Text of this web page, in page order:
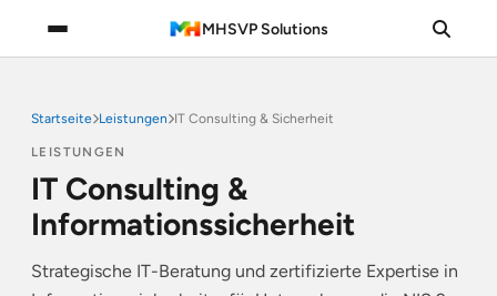
MHSVP Solutions
Startseite Leistungen IT Consulting & Sicherheit
LEISTUNGEN
IT Consulting &
Informationssicherheit
Strategische IT-Beratung und zertifizierte Expertise in